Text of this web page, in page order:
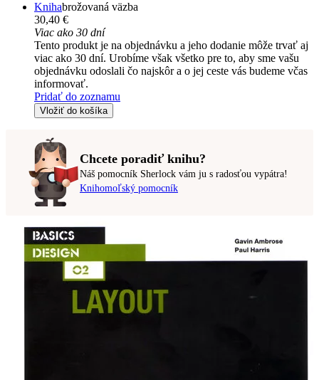
Knihabrožovaná väzba
30,40 €
Viac ako 30 dní
Tento produkt je na objednávku a jeho dodanie môže trvať aj
viac ako 30 dní. Urobíme však všetko pre to, aby sme vašu
objednávku odoslali čo najskôr a o jej ceste vás budeme včas
informovať.
Pridať do zoznamu
Vložiť do košíka
Chcete poradiť knihu?
Náš pomocník Sherlock vám ju s radosťou vypátra!
Knihomoľský pomocník